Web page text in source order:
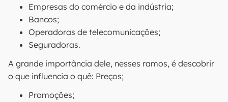
Empresas do comércio e da indústria;
Bancos;
Operadoras de telecomunicações;
Seguradoras.
A grande importância dele, nesses ramos, é descobrir
o que influencia o quê: Preços;
Promoções;